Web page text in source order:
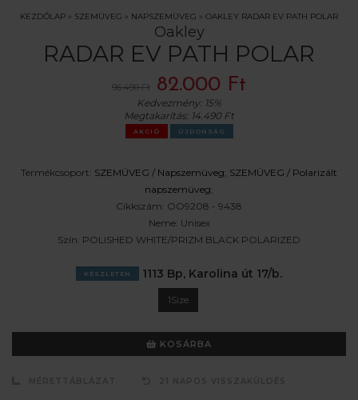
KEZDŐLAP » SZEMÜVEG » NAPSZEMÜVEG » OAKLEY RADAR EV PATH POLAR
Oakley
RADAR EV PATH POLAR
96.490 Ft 82.000 Ft
Kedvezmény: 15%
Megtakarítás: 14.490 Ft
AKCIÓ ÚJDONSÁG
Termékcsoport: SZEMÜVEG / Napszemüveg; SZEMÜVEG / Polarizált
napszemüveg;
Cikkszám: OO9208 - 9438
Neme: Unisex
Szín: POLISHED WHITE/PRIZM BLACK POLARIZED
KÉSZLETEN 1113 Bp, Karolina út 17/b.
1Size
KOSÁRBA